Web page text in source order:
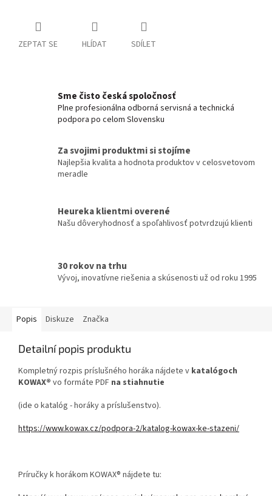
ZEPTAT SE HLÍDAT SDÍLET
Sme čisto česká spoločnosť
Plne profesionálna odborná servisná a technická
podpora po celom Slovensku
Za svojimi produktmi si stojíme
Najlepšia kvalita a hodnota produktov v celosvetovom
meradle
Heureka klientmi overené
Našu dôveryhodnosť a spoľahlivosť potvrdzujú klienti
30 rokov na trhu
Vývoj, inovatívne riešenia a skúsenosti už od roku 1995
Popis Diskuze Značka
Detailní popis produktu
Kompletný rozpis príslušného horáka nájdete v katalógoch
KOWAX® vo formáte PDF na stiahnutie
(ide o katalóg - horáky a príslušenstvo).
https://www.kowax.cz/podpora-2/katalog-kowax-ke-stazeni/
Príručky k horákom KOWAX® nájdete tu: